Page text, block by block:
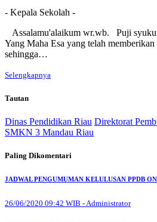
- Kepala Sekolah -
Assalamu'alaikum wr.wb. Puji
Yang Maha Esa yang telah
sehingga…
Selengkapnya
Tautan
Dinas Pendidikan Riau Direktorat
SMKN 3 Mandau Riau
Paling Dikomentari
JADWAL PENGUMUMAN KELULUSAN PPDB
26/06/2020 09:42 WIB - Administrator